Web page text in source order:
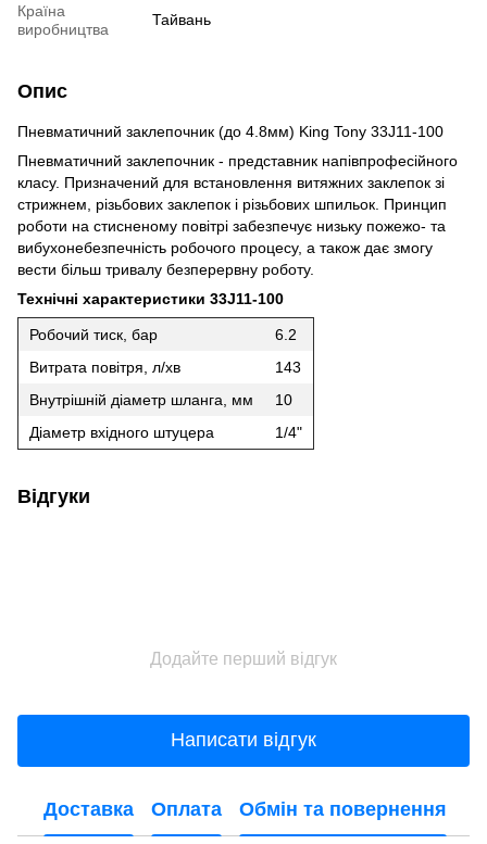
Країна
виробництва
Тайвань
Опис
Пневматичний заклепочник (до 4.8мм) King Tony 33J11-100
Пневматичний заклепочник - представник напівпрофесійного
класу. Призначений для встановлення витяжних заклепок зі
стрижнем, різьбових заклепок і різьбових шпильок. Принцип
роботи на стисненому повітрі забезпечує низьку пожежо- та
вибухонебезпечність робочого процесу, а також дає змогу
вести більш тривалу безперервну роботу.
Технічні характеристики 33J11-100
Робочий тиск, бар
6.2
Витрата повітря, л/хв
143
Внутрішній діаметр шланга, мм
10
Діаметр вхідного штуцера
1/4"
Відгуки
Додайте перший відгук
Написати відгук
Доставка Оплата Обмін та повернення